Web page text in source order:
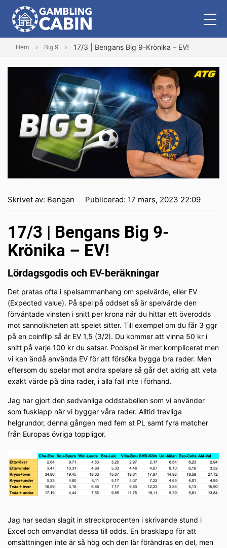
Hem Big 9 17/3 | Bengans Big 9-Krönika – EV!
Skrivet av: Bengan Publicerad: 17 mars, 2023 22:09
17/3 | Bengans Big 9-
Krönika – EV!
Lördagsgodis och EV-beräkningar
Det pratas ofta i spelsammanhang om spelvärde, eller EV
(Expected value). På spel på oddset så är spelvärde den
förväntade vinsten i snitt per krona när du hittar ett överodds
mot sannolikheten att spelet sitter. Till exempel om du får 3 ggr
på en coinflip så är EV 1,5 (3/2). Du kommer att vinna 50 kr i
snitt på varje 100 kr du satsar. Poolspel är mer komplicerat men
vi kan ändå använda EV för att försöka bygga bra rader. Men
eftersom du spelar mot andra spelare så går det aldrig att veta
exakt värde på dina rader, i alla fall inte i förhand.
Jag har gjort den sedvanliga oddstabellen som vi använder
som fusklapp när vi bygger våra rader. Alltid trevliga
helgrundor, denna gången med fem st PL samt fyra matcher
från Europas övriga toppligor.
Jag har sedan slagit in streckprocenten i skrivande stund i
Excel och omvandlat dessa till odds. En brasklapp för att
omsättningen inte är så hög och den lär förändras en del, men